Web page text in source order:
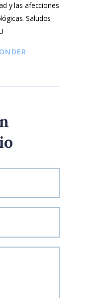
y las afecciones
Saludos